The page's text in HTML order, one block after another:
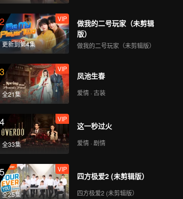
2
更新到第4集
VIP
做我的二号玩家（未剪辑
版）
做我的二号玩家（未剪辑版）
3
全21集
VIP
凤池生春
爱情 · 古装
4
全33集
VIP
这一秒过火
爱情 · 剧情
5
全25集
VIP
四方极爱2 (未剪辑版）
四方极爱2 (未剪辑版）